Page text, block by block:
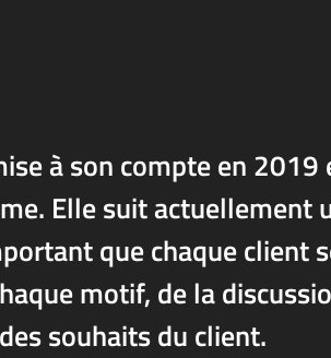
à son compte en 2019
Elle suit actuellement
que chaque client
motif, de la
souhaits du client.